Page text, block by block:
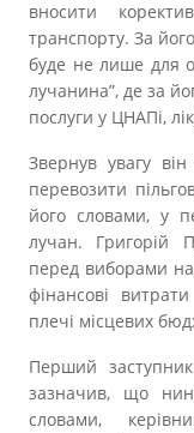
вносити
транспорту. За
буде не лише для
лучанина”, де за
послуги у ЦНАПі,
Звернув увагу
перевозити
його словами, у
лучан. Григорій
перед виборами
фінансові
плечі місцевих
Перший
зазначив, що
словами,